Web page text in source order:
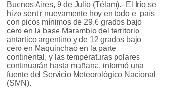
Buenos Aires, 9 de Julio (Télam).- El frío se
hizo sentir nuevamente hoy en todo el país
con picos mínimos de 29.6 grados bajo
cero en la base Marambio del territorio
antártico argentino y de 12 grados bajo
cero en Maquinchao en la parte
continental, y las temperaturas polares
continuarán hasta mañana, informó una
fuente del Servicio Meteorológico Nacional
(SMN).